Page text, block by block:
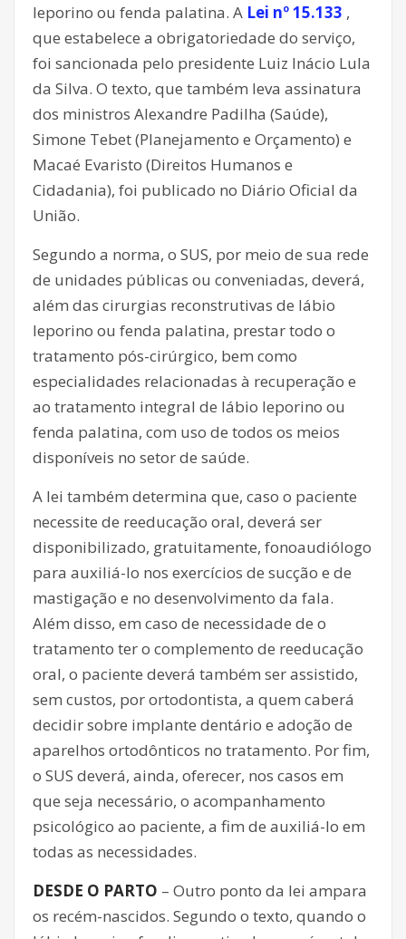
leporino ou fenda palatina. A Lei nº 15.133 ,
que estabelece a obrigatoriedade do serviço,
foi sancionada pelo presidente Luiz Inácio Lula
da Silva. O texto, que também leva assinatura
dos ministros Alexandre Padilha (Saúde),
Simone Tebet (Planejamento e Orçamento) e
Macaé Evaristo (Direitos Humanos e
Cidadania), foi publicado no Diário Oficial da
União.
Segundo a norma, o SUS, por meio de sua rede
de unidades públicas ou conveniadas, deverá,
além das cirurgias reconstrutivas de lábio
leporino ou fenda palatina, prestar todo o
tratamento pós-cirúrgico, bem como
especialidades relacionadas à recuperação e
ao tratamento integral de lábio leporino ou
fenda palatina, com uso de todos os meios
disponíveis no setor de saúde.
A lei também determina que, caso o paciente
necessite de reeducação oral, deverá ser
disponibilizado, gratuitamente, fonoaudiólogo
para auxiliá-lo nos exercícios de sucção e de
mastigação e no desenvolvimento da fala.
Além disso, em caso de necessidade de o
tratamento ter o complemento de reeducação
oral, o paciente deverá também ser assistido,
sem custos, por ortodontista, a quem caberá
decidir sobre implante dentário e adoção de
aparelhos ortodônticos no tratamento. Por fim,
o SUS deverá, ainda, oferecer, nos casos em
que seja necessário, o acompanhamento
psicológico ao paciente, a fim de auxiliá-lo em
todas as necessidades.
DESDE O PARTO – Outro ponto da lei ampara
os recém-nascidos. Segundo o texto, quando o